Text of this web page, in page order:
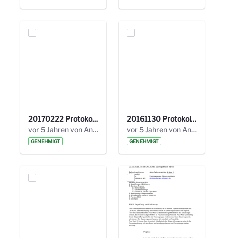
20170222 Protokoll 19. Steuerungskreis.pdf
vor 5 Jahren von Anni Schlumberger
GENEHMIGT
20161130 Protokoll 18. Steuerungskreis.pdf
vor 5 Jahren von Anni Schlumberger
GENEHMIGT